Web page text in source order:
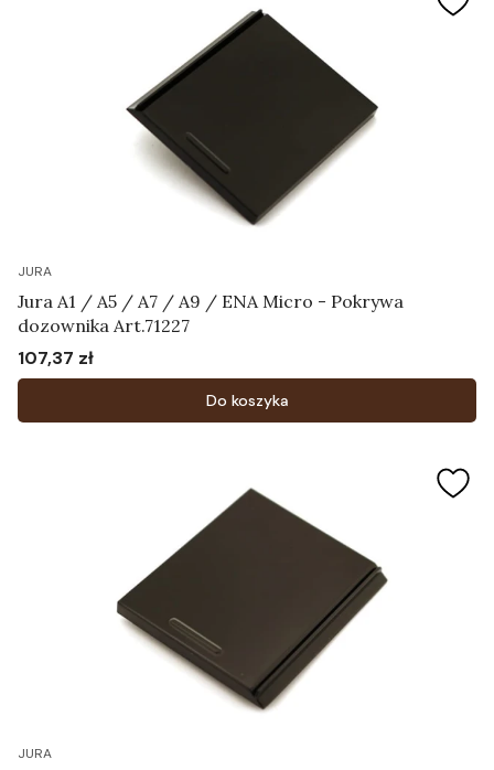
JURA
Jura A1 / A5 / A7 / A9 / ENA Micro - Pokrywa
dozownika Art.71227
Cena
107,37 zł
Do koszyka
JURA